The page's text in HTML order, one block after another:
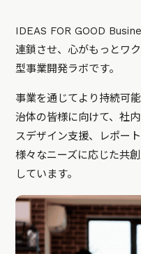
IDEAS FOR GOOD
連鎖させ、心がもっとワ
型事業開発ラボです。
事業を通じてより持続可
治体の皆様に向けて、社
スデザイン支援、レポー
様々なニーズに応じた共
しています。